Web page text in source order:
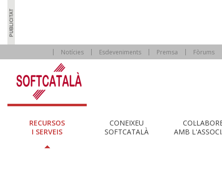
Notícies Esdeveniments Premsa Fòrums
RECURSOS
I SERVEIS
CONEIXEU
SOFTCATALÀ
AMB